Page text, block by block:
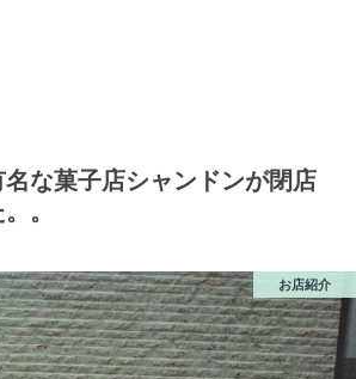
な菓子店シャンドンが閉店
。
お店紹介